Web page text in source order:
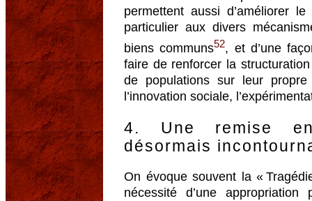
permettent aussi d’améliorer
particulier aux divers
biens communs52, et d’une
faire de renforcer la
de populations sur leur
l’innovation sociale,
4. Une remise en
désormais
On évoque souvent la «
nécessité d’une